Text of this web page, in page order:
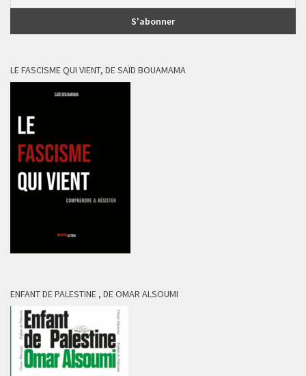
LE FASCISME QUI VIENT, DE SAÏD BOUAMAMA
ENFANT DE PALESTINE , DE OMAR ALSOUMI